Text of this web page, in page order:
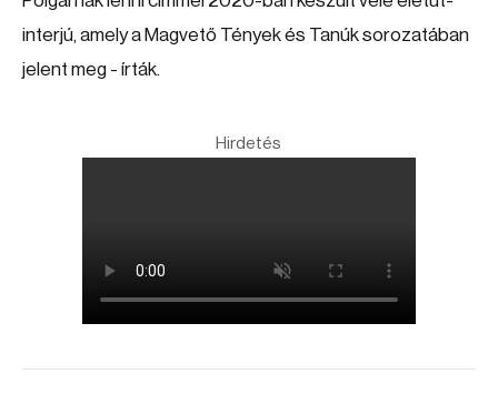
interjú, amely a Magvető Tények és Tanúk sorozatában
jelent meg - írták.
Hirdetés